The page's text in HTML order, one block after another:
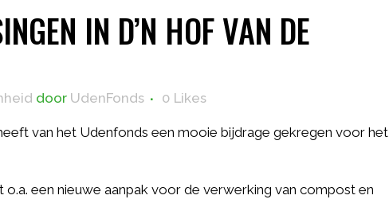
IN D’N HOF VAN DE
door UdenFonds 0 Likes
van het Udenfonds een mooie bijdrage gekregen voor het
o.a. een nieuwe aanpak voor de verwerking van compost en